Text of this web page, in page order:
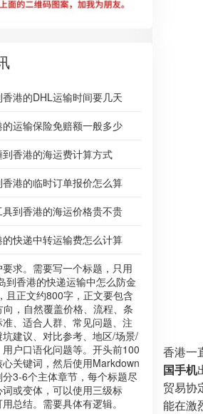
港的DHL运输时间要几天
运输保险免赔额一般多少
香港的海运费计算方式
港的临时订单报价怎么算
到香港的海运价格贵不贵
快递中转运输费怎么计算
求。需要写一个标题，只用
到香港的快递运输中怎么防金
且正文约800字，正文要包含
向，自然覆盖价格、流程、条
、适合人群、常见问题、注
建议、对比参考、地区/场景/
户口语化问题等。开头前100
关键词，然后使用Markdown
3-6个主体章节，每个标题尽
或变体，可以使用三级标
总结。需要具体有逻辑。
香港一
国手机
贸易协
能在激